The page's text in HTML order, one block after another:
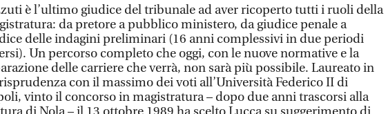
è l’ultimo giudice del tribunale ad aver ricoperto tutti i ruoli della
da pretore a pubblico ministero, da giudice penale a
delle indagini preliminari (16 anni complessivi in due periodi
Un percorso completo che oggi, con le nuove normative e la
delle carriere che verrà, non sarà più possibile. Laureato in
con il massimo dei voti all’Università Federico II di
vinto il concorso in magistratura – dopo due anni trascorsi alla